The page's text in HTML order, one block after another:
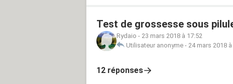
Test de grossesse sous
Rydaio - 23 mars 2018 à 17:52
Utilisateur anonyme - 24 mars 2018 à
12 réponses